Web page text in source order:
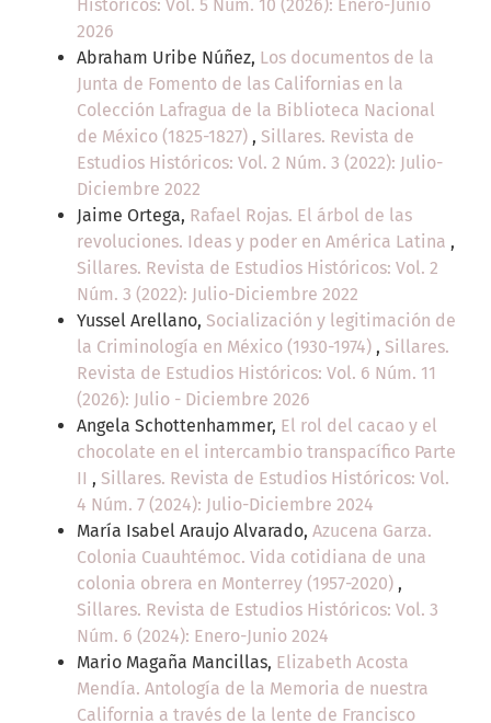
Históricos: Vol. 5 Núm. 10 (2026): Enero-Junio
2026
Abraham Uribe Núñez, Los documentos de la
Junta de Fomento de las Californias en la
Colección Lafragua de la Biblioteca Nacional
de México (1825-1827) , Sillares. Revista de
Estudios Históricos: Vol. 2 Núm. 3 (2022): Julio-
Diciembre 2022
Jaime Ortega, Rafael Rojas. El árbol de las
revoluciones. Ideas y poder en América Latina ,
Sillares. Revista de Estudios Históricos: Vol. 2
Núm. 3 (2022): Julio-Diciembre 2022
Yussel Arellano, Socialización y legitimación de
la Criminología en México (1930-1974) , Sillares.
Revista de Estudios Históricos: Vol. 6 Núm. 11
(2026): Julio - Diciembre 2026
Angela Schottenhammer, El rol del cacao y el
chocolate en el intercambio transpacífico Parte
II , Sillares. Revista de Estudios Históricos: Vol.
4 Núm. 7 (2024): Julio-Diciembre 2024
María Isabel Araujo Alvarado, Azucena Garza.
Colonia Cuauhtémoc. Vida cotidiana de una
colonia obrera en Monterrey (1957-2020) ,
Sillares. Revista de Estudios Históricos: Vol. 3
Núm. 6 (2024): Enero-Junio 2024
Mario Magaña Mancillas, Elizabeth Acosta
Mendía. Antología de la Memoria de nuestra
California a través de la lente de Francisco